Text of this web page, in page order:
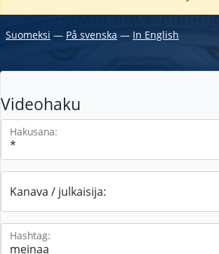
Suomeksi ― På svenska ― In English
Videohaku
Hakusana:
Kanava / julkaisija:
Hashtag: